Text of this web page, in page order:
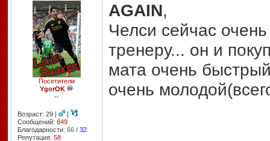
Посетители
YgorOK
--
Возраст: 29 |
|
Сообщений: 849
Благодарности: 66/ 32
Репутация: 58
AGAIN,
Челси сейчас
тренеру... он и
мата очень
очень